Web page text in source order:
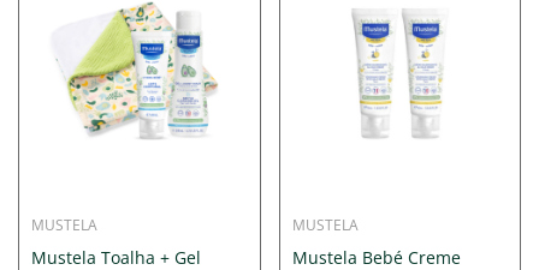
MUSTELA
Mustela Toalha + Gel
MUSTELA
Mustela Bebé Creme